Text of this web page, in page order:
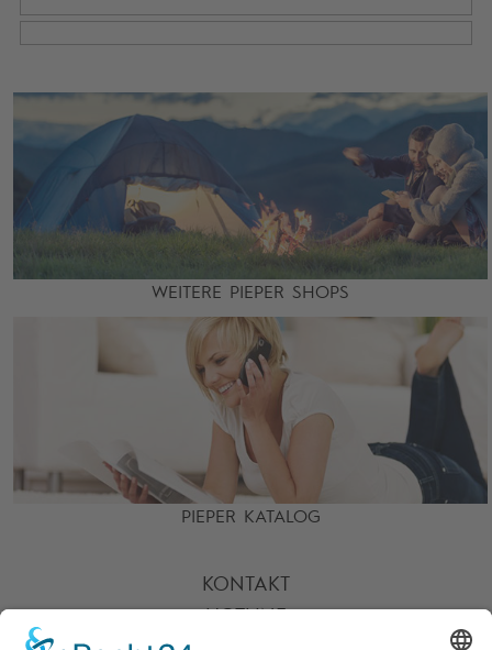
WEITERE PIEPER SHOPS
PIEPER KATALOG
KONTAKT
HOTLINE